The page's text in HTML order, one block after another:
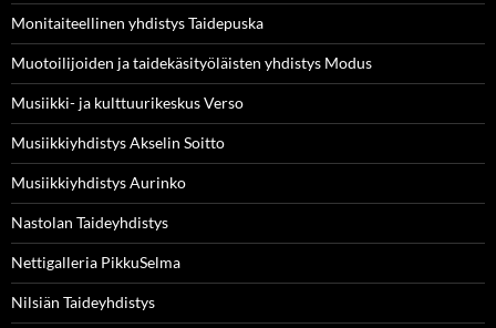
Monitaiteellinen yhdistys Taidepuska
Muotoilijoiden ja taidekäsityöläisten yhdistys Modus
Musiikki- ja kulttuurikeskus Verso
Musiikkiyhdistys Akselin Soitto
Musiikkiyhdistys Aurinko
Nastolan Taideyhdistys
Nettigalleria PikkuSelma
Nilsiän Taideyhdistys